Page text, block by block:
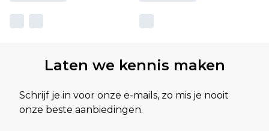
Laten we kennis maken
Schrijf je in voor onze e-mails, zo mis je nooit
onze beste aanbiedingen.